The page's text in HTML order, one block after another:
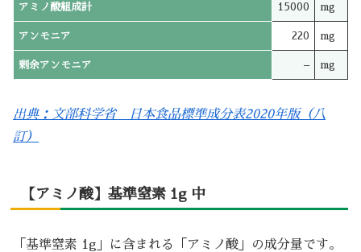
アミノ酸組成計 15000 mg
アンモニア 220 mg
剰余アンモニア – mg
出典：文部科学省 日本食品標準成分表2020年版（八
訂）
【アミノ酸】基準窒素 1g 中
「基準窒素 1g」に含まれる「アミノ酸」の成分量です。